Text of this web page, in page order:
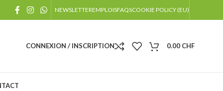
NEWSLETTEREMPLOISFAQSCOOKIE POLICY (EU)
CONNEXION / INSCRIPTION 0.00 CHF